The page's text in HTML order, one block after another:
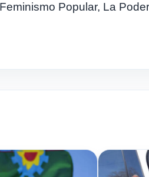
Popular, La